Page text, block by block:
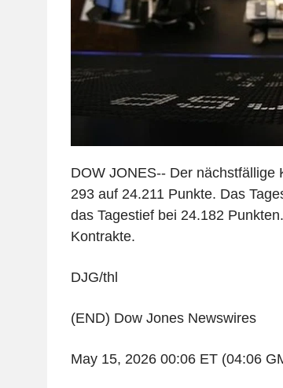
DOW JONES-- Der nächstfällige
293 auf 24.211 Punkte. Das
das Tagestief bei 24.182
Kontrakte.
DJG/thl
(END) Dow Jones Newswires
May 15, 2026 00:06 ET (04:06